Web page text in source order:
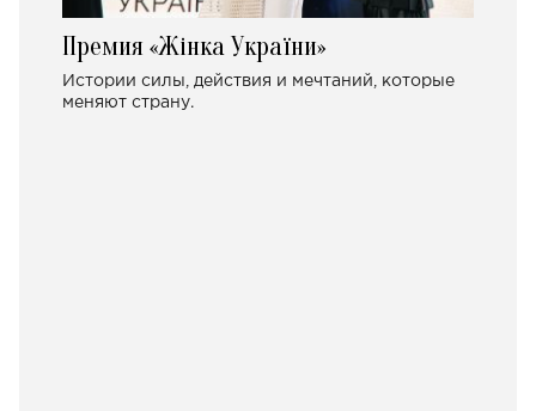
Премия «Жінка України»
Истории силы, действия и мечтаний, которые
меняют страну.